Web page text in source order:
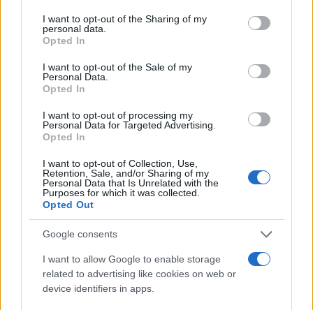
not limited to your visit or usage behaviour. You may click to
grant or deny consent to Google and its third-party tags to
use your data for below specified purposes in below Google
consent section.
I want to opt-out of the Sharing of my
personal data.
Opted In
I want to opt-out of the Sale of my
Personal Data.
Opted In
I want to opt-out of processing my
Personal Data for Targeted Advertising.
Opted In
I want to opt-out of Collection, Use,
Retention, Sale, and/or Sharing of my
Personal Data that Is Unrelated with the
Purposes for which it was collected.
Opted Out
Google consents
I want to allow Google to enable storage
related to advertising like cookies on web or
device identifiers in apps.
Inviaci le tue segnalazioni,
Su WhatsApp al numero +39
345 356 7512
Ricevi le nostre ultime news